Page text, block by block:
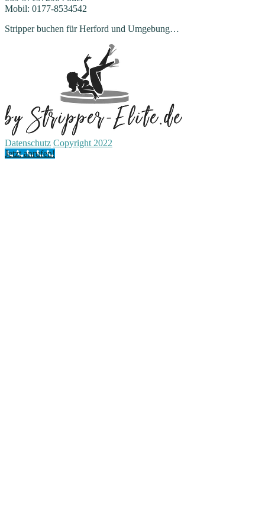
Mobil: 0177-8534542
Stripper buchen für Herford und Umgebung…
Datenschutz Copyright 2022
Jetzt anrufen!